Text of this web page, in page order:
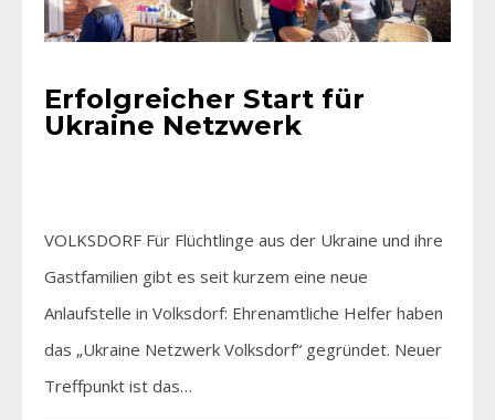
Erfolgreicher Start für
Ukraine Netzwerk
VOLKSDORF Für Flüchtlinge aus der Ukraine und ihre
Gastfamilien gibt es seit kurzem eine neue
Anlaufstelle in Volksdorf: Ehrenamtliche Helfer haben
das „Ukraine Netzwerk Volksdorf“ gegründet. Neuer
Treffpunkt ist das…